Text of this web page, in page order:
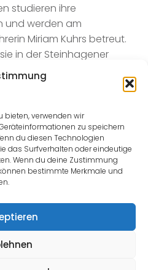
bieten, verwenden wir
zu speichern
du diesen Technologien
das Surfverhalten oder eindeutige
Wenn du deine Zustimmung
bestimmte Merkmale und
studieren ihre
und werden am
Miriam Kuhrs betreut.
in der Steinhagener
Ronja Brinkmann
bei einer Formation des
nicht mehr fürs
antreten können. „Die
neuer Verstärkung aber
an.